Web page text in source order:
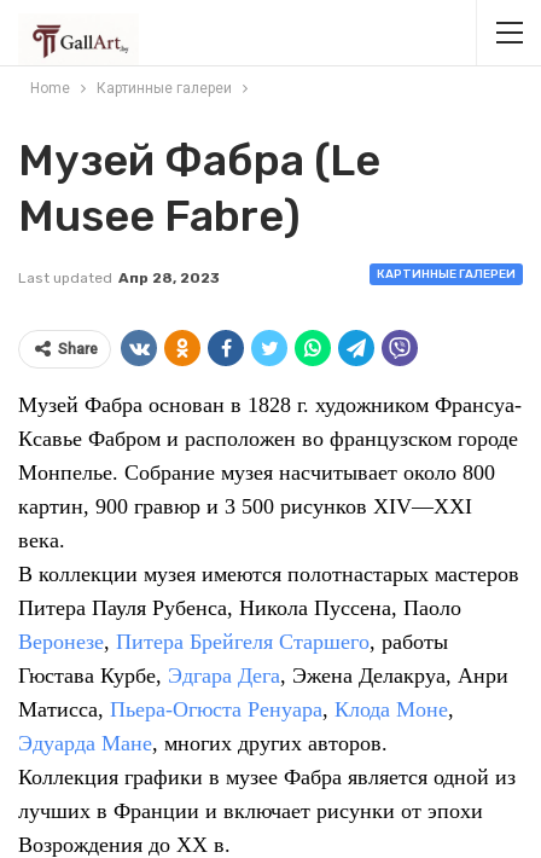
Home Картинные галереи
Музей Фабра (Le
Musee Fabre)
КАРТИННЫЕ ГАЛЕРЕИ
Last updated Апр 28, 2023
Share
Музей Фабра основан в 1828 г. художником Франсуа-
Ксавье Фабром и расположен во французском городе
Монпелье. Собрание музея насчитывает около 800
картин, 900 гравюр и 3 500 рисунков XIV—XXI
века.
В коллекции музея имеются полотнастарых мастеров
Питера Пауля Рубенса, Никола Пуссена, Паоло
Веронезе, Питера Брейгеля Старшего, работы
Гюстава Курбе, Эдгара Дега, Эжена Делакруа, Анри
Матисса, Пьера-Огюста Ренуара, Клода Моне,
Эдуарда Мане, многих других авторов.
Коллекция графики в музее Фабра является одной из
лучших в Франции и включает рисунки от эпохи
Возрождения до XX в.